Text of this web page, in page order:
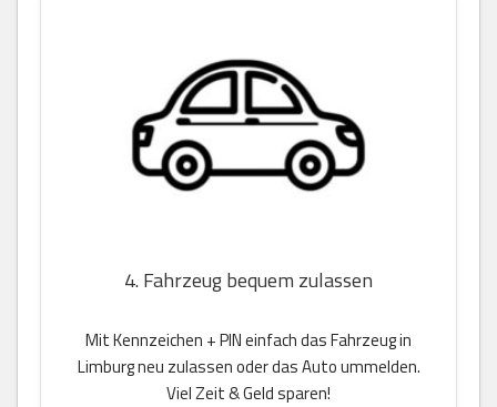
4. Fahrzeug bequem zulassen
Mit Kennzeichen + PIN einfach das Fahrzeug in
Limburg neu zulassen oder das Auto ummelden.
Viel Zeit & Geld sparen!